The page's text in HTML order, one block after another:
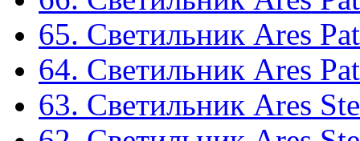
65. Светильник Ares Pat
64. Светильник Ares Pat
63. Светильник Ares